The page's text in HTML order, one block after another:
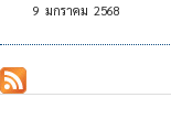
9 มกราคม 2568